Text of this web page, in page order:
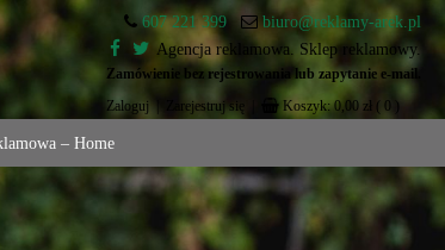
607 221 399
biuro@reklamy-arek.pl
Agencja reklamowa. Sklep reklamowy.
Zamówienie bez rejestrowania lub zapytanie e-mail.
Zaloguj Zarejestruj się Koszyk:0,00 zł ( 0 )
– Home